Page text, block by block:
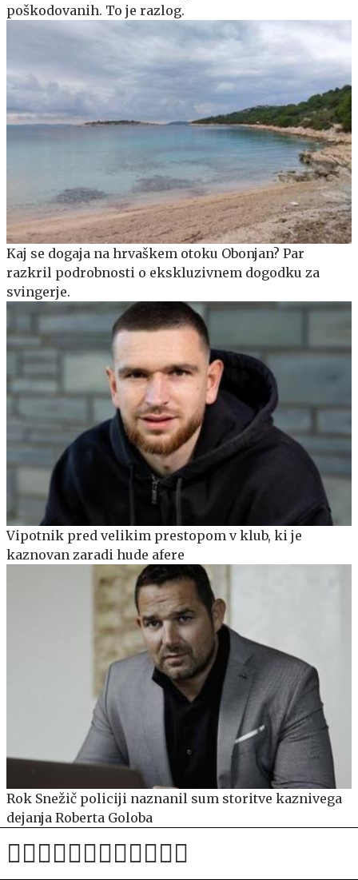
poškodovanih. To je razlog.
Kaj se dogaja na hrvaškem otoku Obonjan? Par
razkril podrobnosti o ekskluzivnem dogodku za
svingerje.
Vipotnik pred velikim prestopom v klub, ki je
kaznovan zaradi hude afere
Rok Snežič policiji naznanil sum storitve kaznivega
dejanja Roberta Goloba